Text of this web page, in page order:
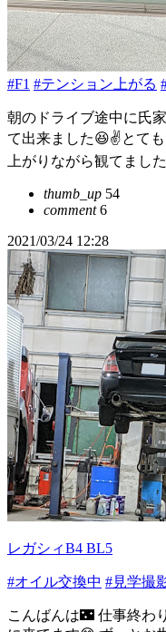
#F1 #テンション上がる
朝のドライブ途中に氏
て出来ました😆✌️とて
上がりながら観てまし
thumb_up 54
comment6
2021/03/24 12:28
レガシィB4 BL5
#オイル交換中 #見学撮
こんばんは🌃 仕事終わ